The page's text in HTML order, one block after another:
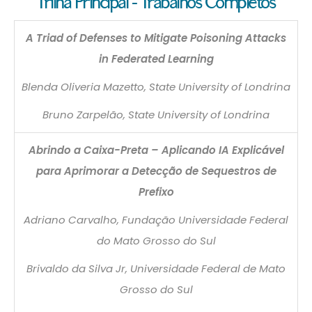
A Triad of Defenses to Mitigate Poisoning Attacks
in Federated Learning
Blenda Oliveria Mazetto, State University of Londrina
Bruno Zarpelão, State University of Londrina
Abrindo a Caixa-Preta – Aplicando IA Explicável
para Aprimorar a Detecção de Sequestros de
Prefixo
Adriano Carvalho, Fundação Universidade Federal
do Mato Grosso do Sul
Brivaldo da Silva Jr, Universidade Federal de Mato
Grosso do Sul